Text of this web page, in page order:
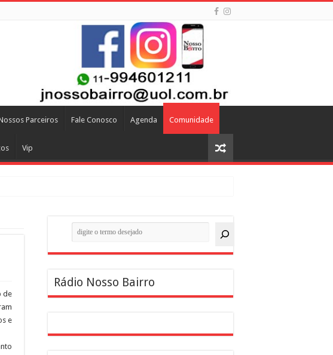
Parceiros Fale Conosco Agenda Comunidade
Vip
de
e
Pesquisar
Rádio Nosso Bairro